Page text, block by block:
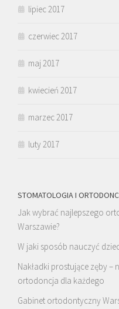
lipiec 2017
czerwiec 2017
maj 2017
kwiecień 2017
marzec 2017
luty 2017
STOMATOLOGIA I
Jak wybrać najlepszego
Warszawie?
W jaki sposób nauczyć
Nakładki prostujące zęby –
ortodoncja dla każdego
Gabinet ortodontyczny